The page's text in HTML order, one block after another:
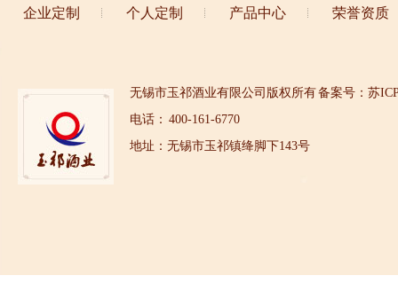
企业定制 个人定制 产品中心 荣誉资质
无锡市玉祁酒业有限公司版权所有备案号：苏
电话： 400-161-6770
地址：无锡市玉祁镇绛脚下143号